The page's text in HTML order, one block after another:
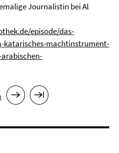
Journalistin bei Al
episode/das-
katarisches-machtinstrument-